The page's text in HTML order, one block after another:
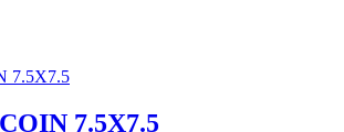
7.5X7.5